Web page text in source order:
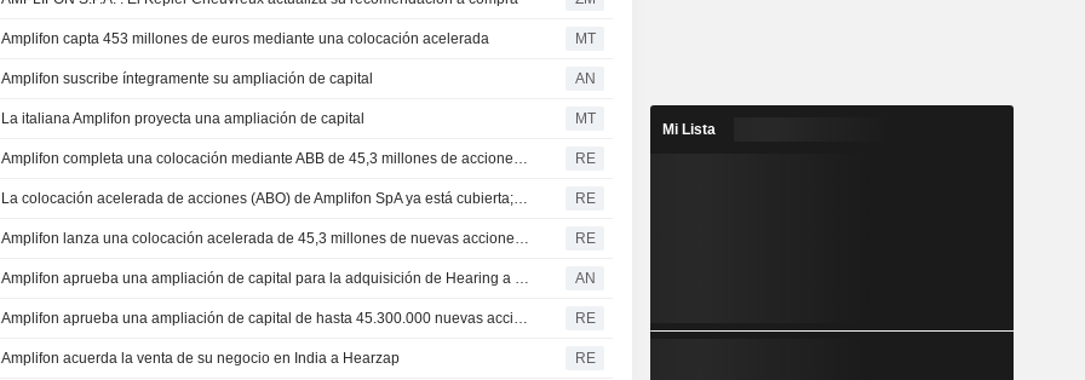
Amplifon capta 453 millones de euros mediante una colocación acelerada MT
Amplifon suscribe íntegramente su ampliación de capital AN
La italiana Amplifon proyecta una ampliación de capital MT
Amplifon completa una colocación mediante ABB de 45,3 millones de acciones a 10 euros por título RE
La colocación acelerada de acciones (ABO) de Amplifon SpA ya está cubierta; se esperan nuevas directrices, según el colocador RE
Amplifon lanza una colocación acelerada de 45,3 millones de nuevas acciones para la operación de GN Hearing RE
Amplifon aprueba una ampliación de capital para la adquisición de Hearing a GN Store Nord AN
Amplifon aprueba una ampliación de capital de hasta 45.300.000 nuevas acciones ordinarias mediante ABB RE
Amplifon acuerda la venta de su negocio en India a Hearzap RE
Mi Lista